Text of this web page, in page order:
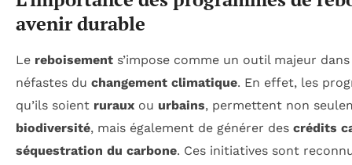
avenir durable
Le reboisement s’impose comme un outil majeur
néfastes du changement climatique. En effet, les
qu’ils soient ruraux ou urbains, permettent non
biodiversité, mais également de générer des crédits
séquestration du carbone. Ces initiatives sont